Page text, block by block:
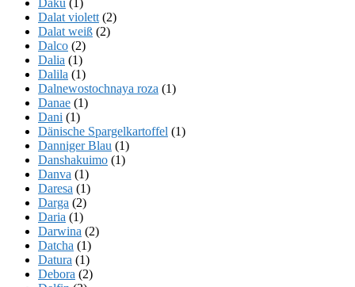
Dalat violett (2)
Dalat weiß (2)
Dalco (2)
Dalia (1)
Dalila (1)
Dalnewostochnaya roza (1)
Danae (1)
Dani (1)
Dänische Spargelkartoffel (1)
Danniger Blau (1)
Danshakuimo (1)
Danva (1)
Daresa (1)
Darga (2)
Daria (1)
Darwina (2)
Datcha (1)
Datura (1)
Debora (2)